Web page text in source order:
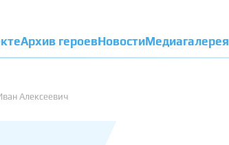
Архив героевНовостиМедиагалерея
Алексеевич